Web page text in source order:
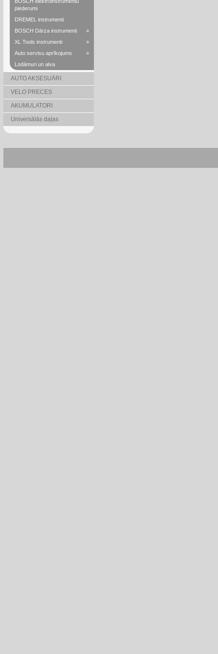
piederumi
DREMEL instrumenti
BOSCH Dārza instrumenti
»
XL Tools instrumenti
»
Auto servisu aprīkojums
»
Lodāmuri un alva
AUTO AKSESUĀRI
VELO PRECES
AKUMULATORI
Universālās daļas